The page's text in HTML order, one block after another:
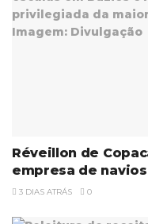
Réveillon de
empresa de
3 DIAS ATRÁS 0